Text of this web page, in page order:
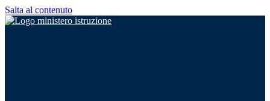
Salta al contenuto